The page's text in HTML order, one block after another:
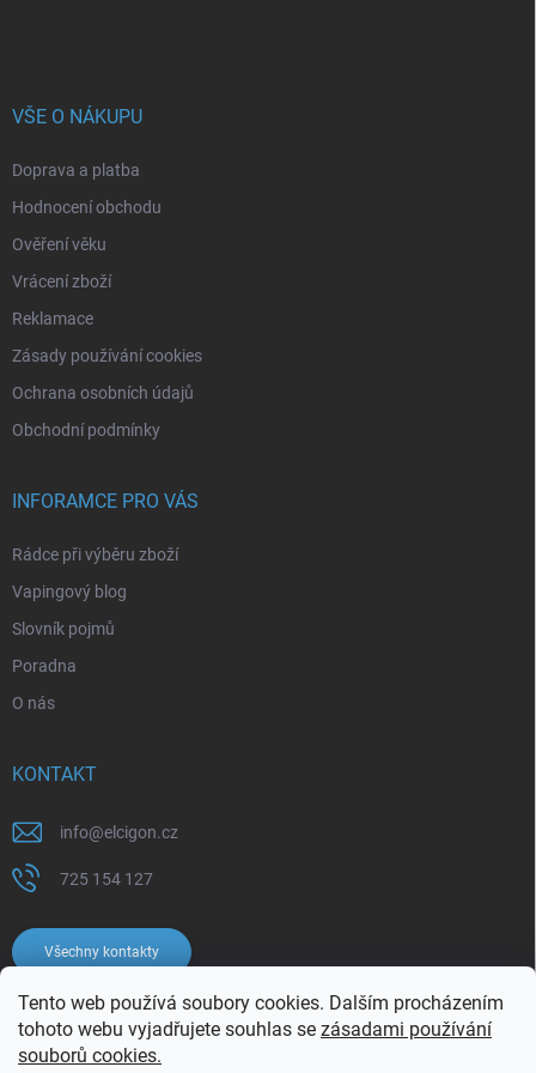
Tento web používá soubory cookies. Dalším procházením
tohoto webu vyjadřujete souhlas se zásadami používání
souborů cookies.
VŠE O NÁKUPU
Doprava a platba
Hodnocení obchodu
Ověření věku
Vrácení zboží
Reklamace
Zásady používání cookies
Ochrana osobních údajů
Obchodní podmínky
INFORAMCE PRO VÁS
Rádce při výběru zboží
Vapingový blog
Slovník pojmů
Poradna
O nás
KONTAKT
info@elcigon.cz
725 154 127
Všechny kontakty